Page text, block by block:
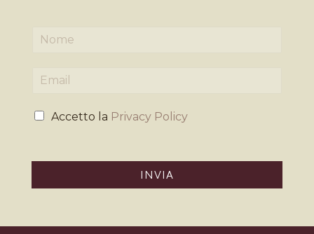
m
iP
Accetto la Privacy Policy
INVIA